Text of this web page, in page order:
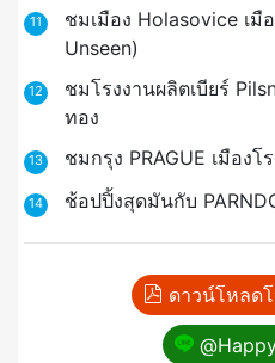
11
ชมเมือง Holasovice เมื
Unseen)
12
ชมโรงงานผลิตเบียร์
ทอง
13 ชมกรุง PRAGUE เมือง
14 ช้อปปิ้งสุดมันกับ
ดาวน์โหลด